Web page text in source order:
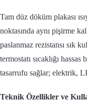
Tam düz döküm plakası
noktasında aynı pişirme
paslanmaz rezistansı sık
termostatı sıcaklığı hassas
tasarrufu sağlar; elektrik,
Teknik Özellikler ve